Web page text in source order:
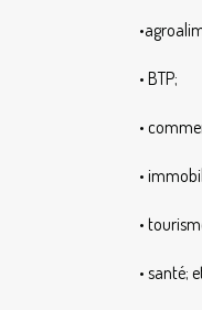
• BTP;
•
•
•
• santé;